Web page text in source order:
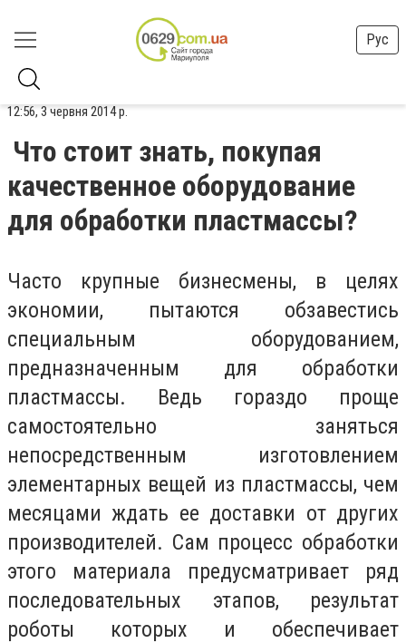
Рус
12:56, 3 червня 2014 р.
Что стоит знать, покупая
качественное оборудование
для обработки пластмассы?
Часто крупные бизнесмены, в целях
экономии, пытаются обзавестись
специальным оборудованием,
предназначенным для обработки
пластмассы. Ведь гораздо проще
самостоятельно заняться
непосредственным изготовлением
элементарных вещей из пластмассы, чем
месяцами ждать ее доставки от других
производителей. Сам процесс обработки
этого материала предусматривает ряд
последовательных этапов, результат
роботы которых и обеспечивает